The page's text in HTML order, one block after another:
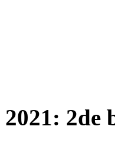
2021: 2de